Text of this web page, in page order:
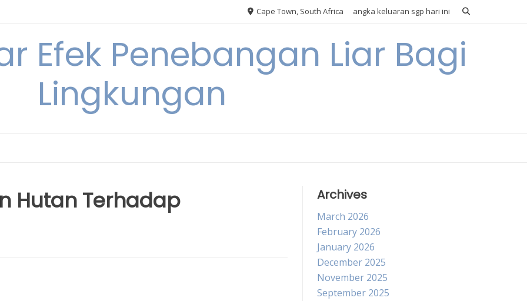
Cape Town, South Africa angka keluaran sgp hari ini
Efek Penebangan Liar Bagi
Lingkungan
Hutan Terhadap
Archives
March 2026
February 2026
January 2026
December 2025
November 2025
September 2025